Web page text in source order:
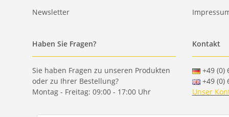
Newsletter
Haben Sie Fragen?
Sie haben Fragen zu unseren Produkten
oder zu Ihrer Bestellung?
Montag - Freitag: 09:00 - 17:00 Uhr
Kontakt
+49 (0)
+49 (0)
Unser